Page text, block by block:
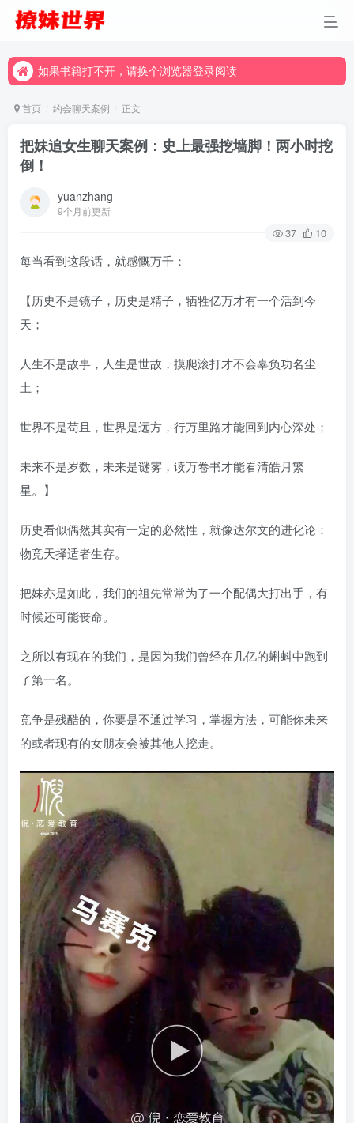
如果书籍打不开，请换个浏览器登录阅读
如果书籍打不开，请换个浏览器登录阅读
首页 约会聊天案例 正文
把妹追女生聊天案例：史上最强挖墙脚！两小时挖
倒！
yuanzhang
9个月前更新
37 10
每当看到这段话，就感慨万千：
【历史不是镜子，历史是精子，牺牲亿万才有一个活到今
天；
人生不是故事，人生是世故，摸爬滚打才不会辜负功名尘
土；
世界不是苟且，世界是远方，行万里路才能回到内心深处；
未来不是岁数，未来是谜雾，读万卷书才能看清皓月繁
星。】
历史看似偶然其实有一定的必然性，就像达尔文的进化论：
物竞天择适者生存。
把妹亦是如此，我们的祖先常常为了一个配偶大打出手，有
时候还可能丧命。
之所以有现在的我们，是因为我们曾经在几亿的蝌蚪中跑到
了第一名。
竞争是残酷的，你要是不通过学习，掌握方法，可能你未来
的或者现有的女朋友会被其他人挖走。